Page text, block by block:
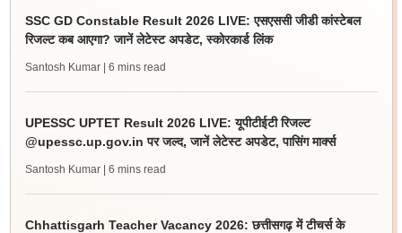
SSC GD Constable Result 2026 LIVE: एसएससी जीडी कांस्टेबल
रिजल्ट कब आएगा? जानें लेटेस्ट अपडेट, स्कोरकार्ड लिंक
Santosh Kumar | 6 mins read
UPESSC UPTET Result 2026 LIVE: यूपीटीईटी रिजल्ट
@upessc.up.gov.in पर जल्द, जानें लेटेस्ट अपडेट, पासिंग मार्क्स
Santosh Kumar | 6 mins read
Chhattisgarh Teacher Vacancy 2026: छत्तीसगढ़ में टीचर्स के